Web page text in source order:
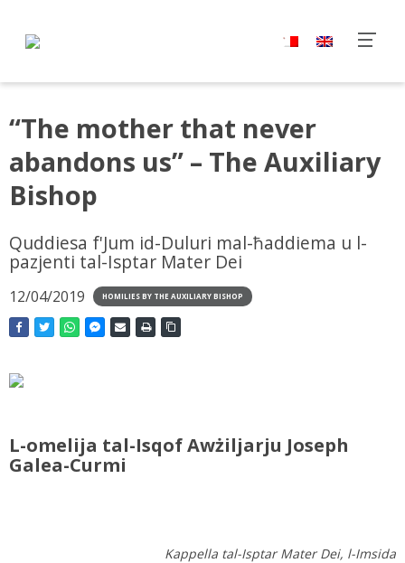
“The mother that never
abandons us” – The Auxiliary
Bishop
Quddiesa f'Jum id-Duluri mal-ħaddiema u l-
pazjenti tal-Isptar Mater Dei
12/04/2019 HOMILIES BY THE AUXILIARY BISHOP
L-omelija tal-Isqof Awżiljarju Joseph
Galea-Curmi
Kappella tal-Isptar Mater Dei, l-Imsida